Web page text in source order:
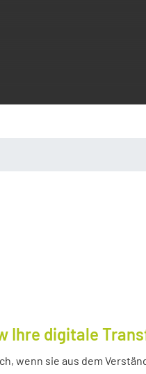
Ihre digitale
wenn sie aus dem